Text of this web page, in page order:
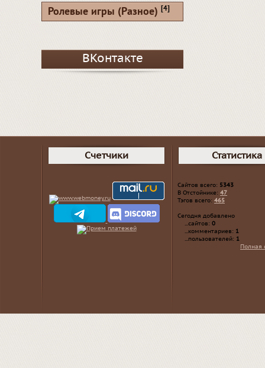
Ролевые игры (Разное) [4]
ВКонтакте
Счетчики Статистика
Сайтов всего: 5343
В Отстойнике: 47
Тэгов всего: 465
Сегодня добавлено
...сайтов: 0
...комментариев: 1
...пользователей: 1
Полная